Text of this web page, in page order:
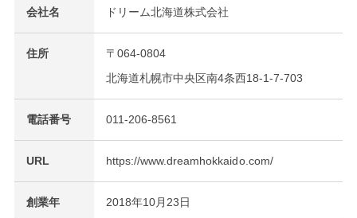
会社名 ドリーム北海道株式会社
住所
〒064-0804
北海道札幌市中央区南4条西18-1-7-703
電話番号 011-206-8561
URL https://www.dreamhokkaido.com/
創業年 2018年10月23日